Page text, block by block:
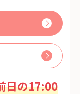
日の17:00